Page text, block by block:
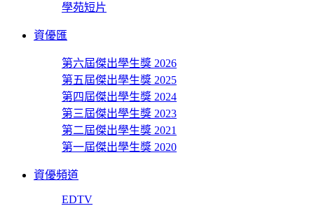
學苑短片
資優匯
第六屆傑出學生獎 2026
第五屆傑出學生獎 2025
第四屆傑出學生獎 2024
第三屆傑出學生獎 2023
第二屆傑出學生獎 2021
第一屆傑出學生獎 2020
資優頻道
EDTV